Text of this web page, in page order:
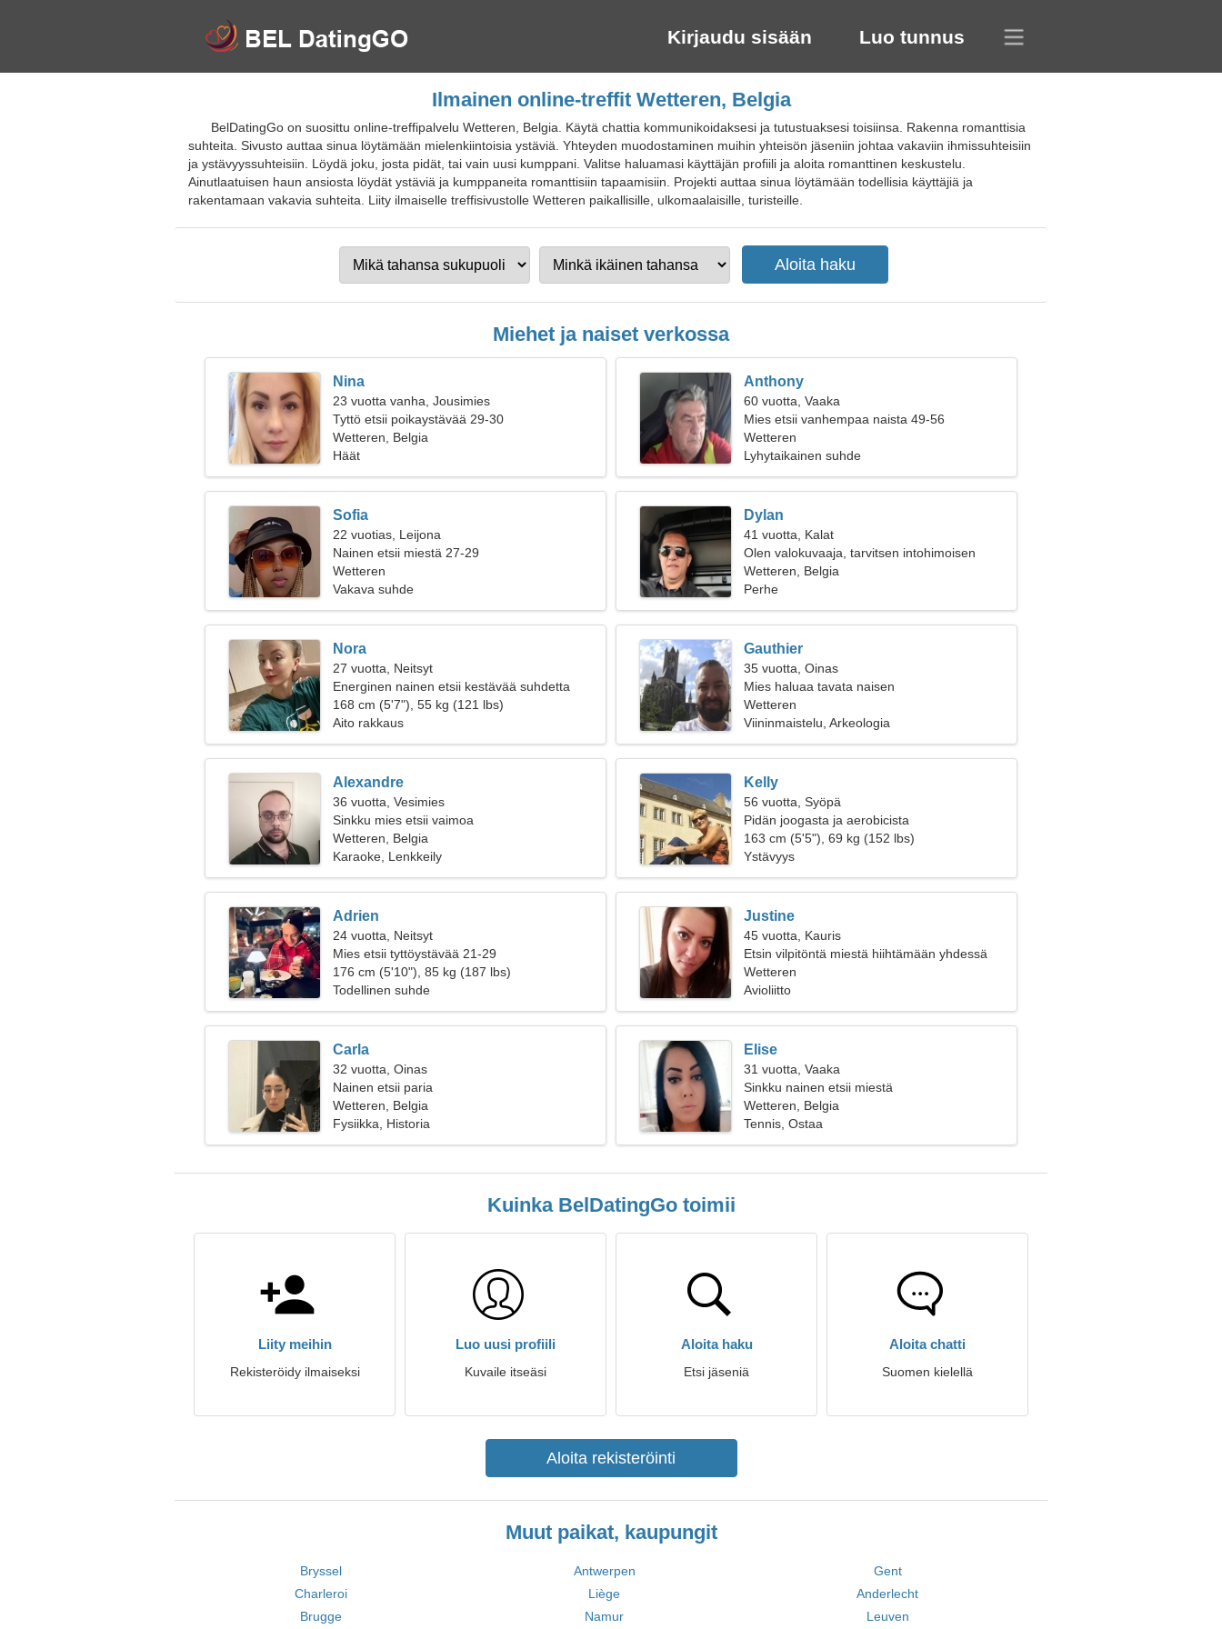
Kirjaudu sisään Luo tunnus
Ilmainen online-treffit Wetteren, Belgia
BelDatingGo on suosittu online-treffipalvelu Wetteren, Belgia. Käytä chattia kommunikoidaksesi ja tutustuaksesi toisiinsa. Rakenna romanttisia
suhteita. Sivusto auttaa sinua löytämään mielenkiintoisia ystäviä. Yhteyden muodostaminen muihin yhteisön jäseniin johtaa vakaviin ihmissuhteisiin
ja ystävyyssuhteisiin. Löydä joku, josta pidät, tai vain uusi kumppani. Valitse haluamasi käyttäjän profiili ja aloita romanttinen keskustelu.
Ainutlaatuisen haun ansiosta löydät ystäviä ja kumppaneita romanttisiin tapaamisiin. Projekti auttaa sinua löytämään todellisia käyttäjiä ja
rakentamaan vakavia suhteita. Liity ilmaiselle treffisivustolle Wetteren paikallisille, ulkomaalaisille, turisteille.
Miehet ja naiset verkossa
Nina
23 vuotta vanha, Jousimies
Tyttö etsii poikaystävää 29-30
Wetteren, Belgia
Häät
Anthony
60 vuotta, Vaaka
Mies etsii vanhempaa naista 49-56
Wetteren
Lyhytaikainen suhde
Sofia
22 vuotias, Leijona
Nainen etsii miestä 27-29
Wetteren
Vakava suhde
Dylan
41 vuotta, Kalat
Olen valokuvaaja, tarvitsen intohimoisen
naisen
Wetteren, Belgia
Perhe
Nora
27 vuotta, Neitsyt
Energinen nainen etsii kestävää suhdetta
168 cm (5'7"), 55 kg (121 lbs)
Aito rakkaus
Gauthier
35 vuotta, Oinas
Mies haluaa tavata naisen
Wetteren
Viininmaistelu, Arkeologia
Alexandre
36 vuotta, Vesimies
Sinkku mies etsii vaimoa
Wetteren, Belgia
Karaoke, Lenkkeily
Kelly
56 vuotta, Syöpä
Pidän joogasta ja aerobicista
163 cm (5'5"), 69 kg (152 lbs)
Ystävyys
Adrien
24 vuotta, Neitsyt
Mies etsii tyttöystävää 21-29
176 cm (5'10"), 85 kg (187 lbs)
Todellinen suhde
Justine
45 vuotta, Kauris
Etsin vilpitöntä miestä hiihtämään yhdessä
Wetteren
Avioliitto
Carla
32 vuotta, Oinas
Nainen etsii paria
Wetteren, Belgia
Fysiikka, Historia
Elise
31 vuotta, Vaaka
Sinkku nainen etsii miestä
Wetteren, Belgia
Tennis, Ostaa
Kuinka BelDatingGo toimii
Liity meihin
Rekisteröidy ilmaiseksi
Luo uusi profiili
Kuvaile itseäsi
Aloita haku
Etsi jäseniä
Aloita chatti
Suomen kielellä
Aloita rekisteröinti
Muut paikat, kaupungit
Bryssel Antwerpen
Gent
Charleroi
Liège
Anderlecht
Brugge
Namur Leuven